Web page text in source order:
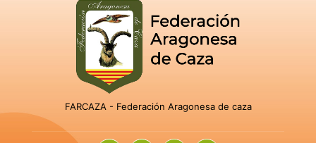
FARCAZA - Federación Aragonesa de caza